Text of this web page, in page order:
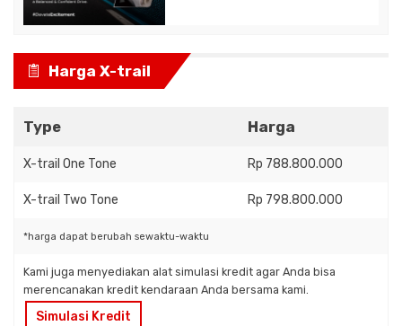
Harga X-trail
Type Harga
X-trail One Tone Rp 788.800.000
X-trail Two Tone Rp 798.800.000
*harga dapat berubah sewaktu-waktu
Kami juga menyediakan alat simulasi kredit agar Anda bisa
merencanakan kredit kendaraan Anda bersama kami.
Simulasi Kredit